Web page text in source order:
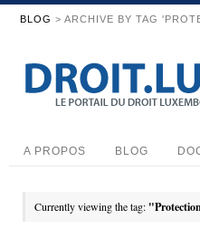
BLOG > ARCHIVE BY TAG
A PROPOS BLOG
Currently viewing the tag: